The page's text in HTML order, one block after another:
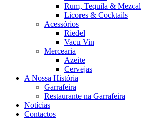
Rum, Tequila & Mezcal
Licores & Cocktails
Acessórios
Riedel
Vacu Vin
Mercearia
Azeite
Cervejas
A Nossa História
Garrafeira
Restaurante na Garrafeira
Notícias
Contactos